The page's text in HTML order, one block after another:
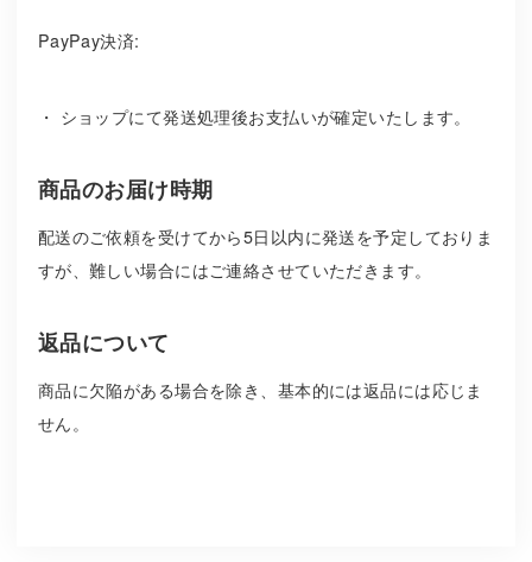
PayPay決済:
・ ショップにて発送処理後お支払いが確定いたします。
商品のお届け時期
配送のご依頼を受けてから5日以内に発送を予定しておりま
すが、難しい場合にはご連絡させていただきます。
返品について
商品に欠陥がある場合を除き、基本的には返品には応じま
せん。